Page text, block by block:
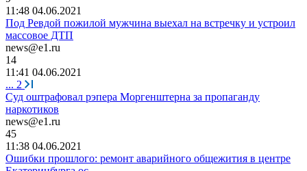
11:48 04.06.2021
Под Ревдой пожилой мужчина выехал на встречку и устроил
массовое ДТП
news@e1.ru
14
11:41 04.06.2021
... 2
Суд оштрафовал рэпера Моргенштерна за пропаганду
наркотиков
news@e1.ru
45
11:38 04.06.2021
Ошибки прошлого: ремонт аварийного общежития в центре